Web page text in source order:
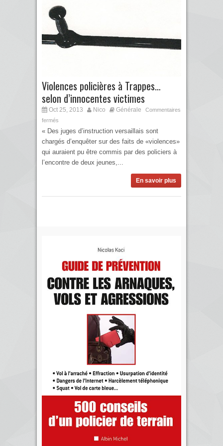
Violences policières à Trappes…
selon d’innocentes victimes
Oct 25, 2013 Nico Générale
Commentaires
fermés
« Des juges d’instruction versaillais sont
chargés d’enquêter sur des faits de «violences»
qui auraient pu être commis par des policiers à
l’encontre de deux jeunes,...
En savoir plus